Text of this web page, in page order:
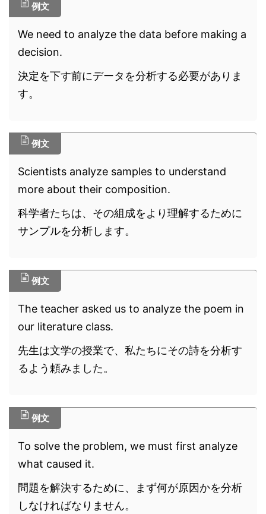
例文
We need to analyze the data before making a
decision.
決定を下す前にデータを分析する必要がありま
す。
例文
Scientists analyze samples to understand
more about their composition.
科学者たちは、その組成をより理解するために
サンプルを分析します。
例文
The teacher asked us to analyze the poem in
our literature class.
先生は文学の授業で、私たちにその詩を分析す
るよう頼みました。
例文
To solve the problem, we must first analyze
what caused it.
問題を解決するために、まず何が原因かを分析
しなければなりません。